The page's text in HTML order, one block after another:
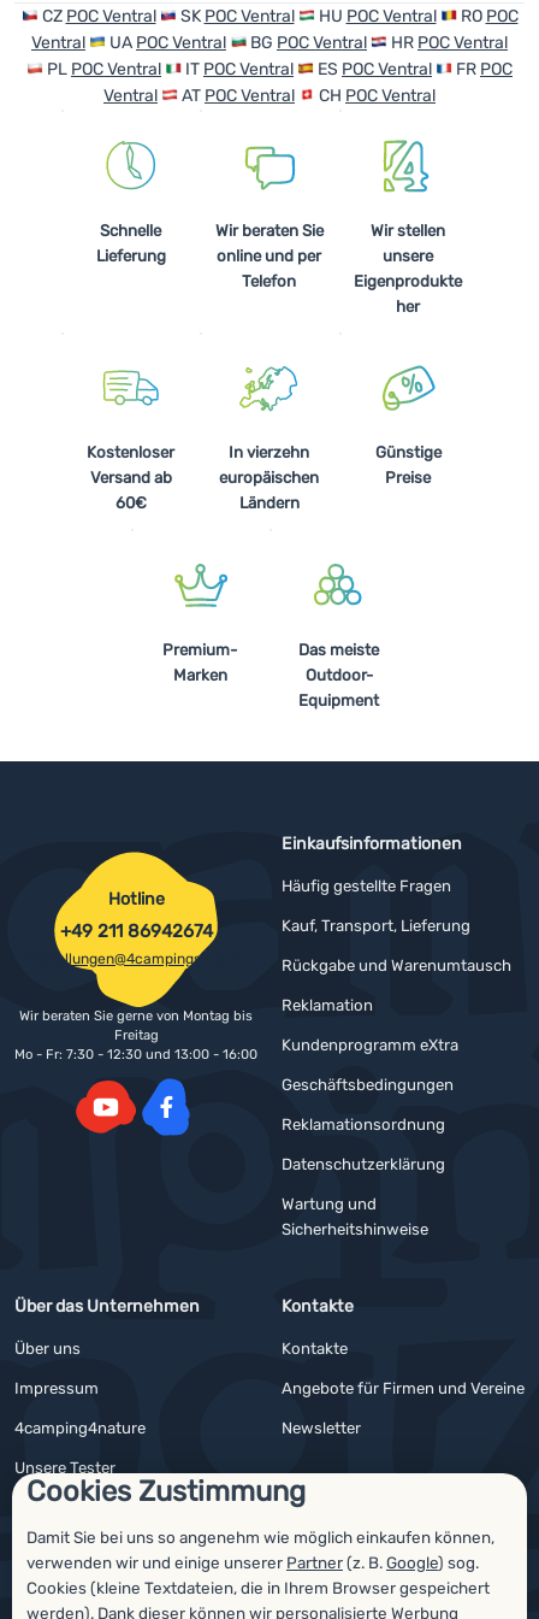
Cookies Zustimmung
Damit Sie bei uns so angenehm wie möglich einkaufen können,
verwenden wir und einige unserer Partner(z. B.Google) sog.
Cookies (kleine Textdateien, die in Ihrem Browser gespeichert
werden). Dank dieser können wir personalisierte Werbung
Anmelden /
Registrieren
CZ POC Ventral SK POC Ventral HU POC Ventral RO POC
Ventral
UA POC Ventral BG POC Ventral HR POC Ventral
PL POC Ventral IT POC Ventral ES POC Ventral FR POC
Ventral
AT POC Ventral CH POC Ventral
Schnelle
Lieferung
Wir beraten Sie
online und per
Telefon
Wir stellen
unsere
Eigenprodukte
her
Kostenloser
Versand ab
60€
In vierzehn
europäischen
Ländern
Günstige
Preise
Premium-
Marken
Das meiste
Outdoor-
Equipment
Einkaufsinformationen
Häufig gestellte Fragen
Kauf, Transport, Lieferung
Rückgabe und Warenumtausch
Reklamation
Kundenprogramm eXtra
Geschäftsbedingungen
Reklamationsordnung
Datenschutzerklärung
Wartung und
Sicherheitshinweise
Über das Unternehmen
Über uns
Impressum
4camping4nature
Unsere Tester
Kontakte
Kontakte
Angebote für Firmen und Vereine
Newsletter
Hotline
+49 211 86942674
bestellungen@4campingshop.de
Wir beraten Sie gerne von Montag bis
Freitag
Mo - Fr: 7:30 - 12:30 und 13:00 - 16:00
Auszeichnungen